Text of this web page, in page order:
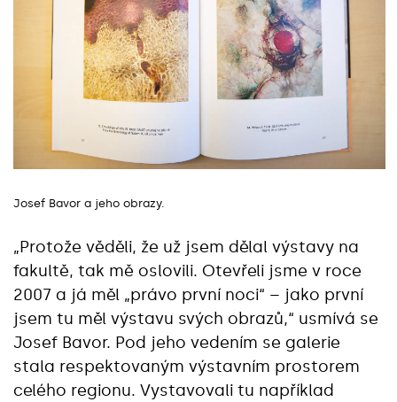
Josef Bavor a jeho obrazy.
„Protože věděli, že už jsem dělal výstavy na
fakultě, tak mě oslovili. Otevřeli jsme v roce
2007 a já měl „právo první noci“ – jako první
jsem tu měl výstavu svých obrazů,“ usmívá se
Josef Bavor. Pod jeho vedením se galerie
stala respektovaným výstavním prostorem
celého regionu. Vystavovali tu například